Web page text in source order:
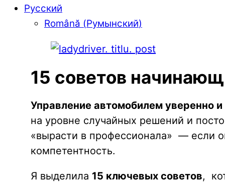
Русский
Română (Румынский)
15 советов
Управление автомобилем уверенно
на уровне случайных решений и
«вырасти в профессионала» — если
компетентность.
Я выделила 15 ключевых советов,